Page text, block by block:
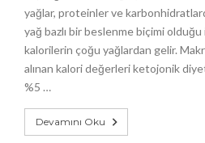
yağlar, proteinler ve
yağ bazlı bir beslenme biçimi
kalorilerin çoğu yağlardan gelir.
alınan kalori değerleri ketojonik
%5 …
Devamını Oku